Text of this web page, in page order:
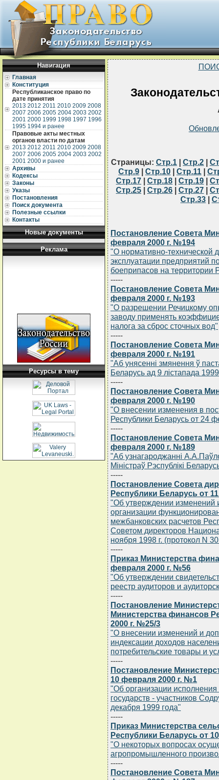
Навигация
Главная
Конституция
Республиканское право по
дате принятия
2013 2012 2011 2010 2009 2008
2007 2006 2005 2004 2003 2002
2001 2000 1999 1998 1997 1996
1995 1994 и ранее
Правовые акты местных
органов власти по датам
2013 2012 2011 2010 2009 2008
2007 2006 2005 2004 2003 2002
2001 2000 и ранее
Архивы
Кодексы
Законы
Указы
Постановления
Поиск документа
Полезные ссылки
Контакты
Новые документы
Реклама
Ресурсы в тему
Страницы: Стр.1 | Стр.2 |
Стр.9 | Стр.10 | Стр.11 |
Стр.17 | Стр.18 | Стр.19 |
Стр.25 | Стр.26 | Стр.27 |
Стр.33 |
Постановление Совета
февраля 2000 г. №194
"О нормативно-технической
эксплуатации предприятий
боеприпасов на территории
-----
Постановление Совета
февраля 2000 г. №193
"О разрешении Речицкому
заводу применять
налога за сброс сточных вод"
-----
Постановление Совета
февраля 2000 г. №191
"Аб унясеннi змянення ў
Беларусь ад 9 лiстапада
-----
Постановление Совета
февраля 2000 г. №190
"О внесении изменения в
Республики Беларусь от 24
-----
Постановление Совета
февраля 2000 г. №189
"Аб узнагароджаннi
Мiнiстраў Рэспублiкi
-----
Постановление Совета
Республики Беларусь от
"Об утверждении
организации
межбанковских расчетов
Советом директоров
ноября 1998 г. (протокол N
-----
Приказ Министерства
февраля 2000 г. №56
"Об утверждении
реестр аудиторов и
-----
Постановление
Министерства финансов
2000 г. №25/3
"О внесении изменений и
индексации доходов
потребительские товары и
-----
Постановление
10 февраля 2000 г. №1
"Об организации
государств - участников
декабря 1999 года"
-----
Приказ Министерства
Республики Беларусь от
"О некоторых вопросах
агропромышленного
-----
Постановление Совета